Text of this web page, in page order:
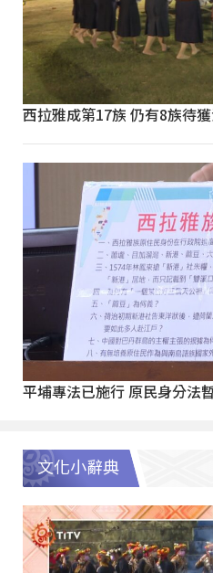
西拉雅成第17族 仍有8族待
平埔專法已施行 原民身分法
文化小辭典